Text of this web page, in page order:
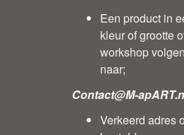
Een product in
kleur of grootte
workshop
naar;
Contact@M-
Verkeerd adres